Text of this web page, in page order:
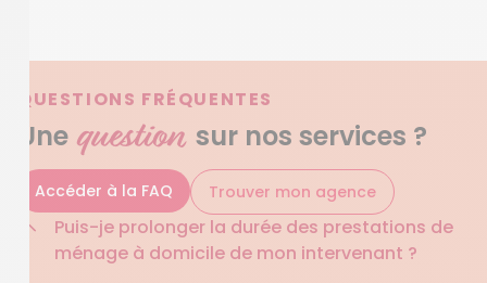
QUESTIONS FRÉQUENTES
Une question sur nos services ?
Accéder à la FAQ Trouver mon agence
Puis-je prolonger la durée des prestations de
ménage à domicile de mon intervenant ?